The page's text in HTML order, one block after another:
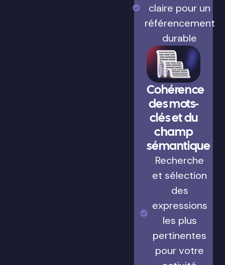
claire pour un
référencement
durable
Cohérence
des mots-
clés et du
champ
sémantique
Recherche
et sélection
des
expressions
les plus
pertinentes
pour votre